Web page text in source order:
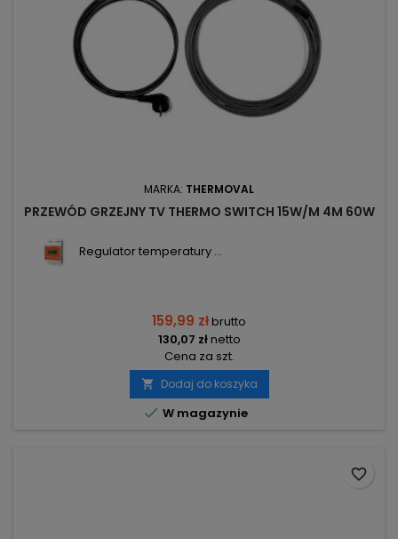
MARKA: THERMOVAL
PRZEWÓD GRZEJNY TV THERMO SWITCH 15W/M 4M 60W
Regulator temperatury ...
159,99 złbrutto
130,07 złnetto
Cena za szt.
 Dodaj do koszyka
 W magazynie
favorite_border